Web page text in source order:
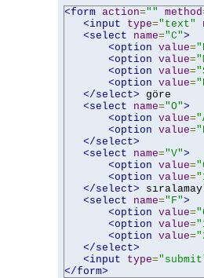
<form action="" method
<input
type="text"
<select
name="C">
<option value=
<option value=
<option value=
<option value=
</select> göre
<select
name="O">
<option value=
<option value=
</select>
<select
name="V">
<option value=
<option value=
</select>
<select
name="F">
<option value=
<option value=
<option value=
</select>
<input
type=
</form>